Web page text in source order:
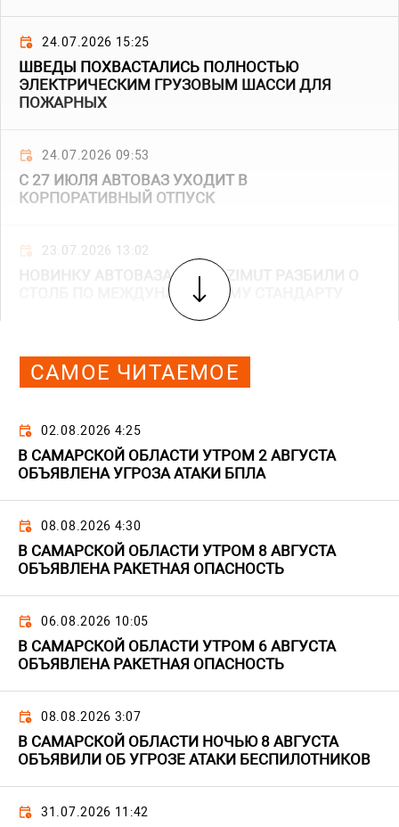
24.07.2026 15:25
ШВЕДЫ ПОХВАСТАЛИСЬ ПОЛНОСТЬЮ
ЭЛЕКТРИЧЕСКИМ ГРУЗОВЫМ ШАССИ ДЛЯ
ПОЖАРНЫХ
24.07.2026 09:53
С 27 ИЮЛЯ АВТОВАЗ УХОДИТ В
КОРПОРАТИВНЫЙ ОТПУСК
23.07.2026 13:02
НОВИНКУ АВТОВАЗА LADA AZIMUT РАЗБИЛИ О
СТОЛБ ПО МЕЖДУНАРОДНОМУ СТАНДАРТУ
САМОЕ ЧИТАЕМОЕ
02.08.2026 4:25
В САМАРСКОЙ ОБЛАСТИ УТРОМ 2 АВГУСТА
ОБЪЯВЛЕНА УГРОЗА АТАКИ БПЛА
08.08.2026 4:30
В САМАРСКОЙ ОБЛАСТИ УТРОМ 8 АВГУСТА
ОБЪЯВЛЕНА РАКЕТНАЯ ОПАСНОСТЬ
06.08.2026 10:05
В САМАРСКОЙ ОБЛАСТИ УТРОМ 6 АВГУСТА
ОБЪЯВЛЕНА РАКЕТНАЯ ОПАСНОСТЬ
08.08.2026 3:07
В САМАРСКОЙ ОБЛАСТИ НОЧЬЮ 8 АВГУСТА
ОБЪЯВИЛИ ОБ УГРОЗЕ АТАКИ БЕСПИЛОТНИКОВ
31.07.2026 11:42